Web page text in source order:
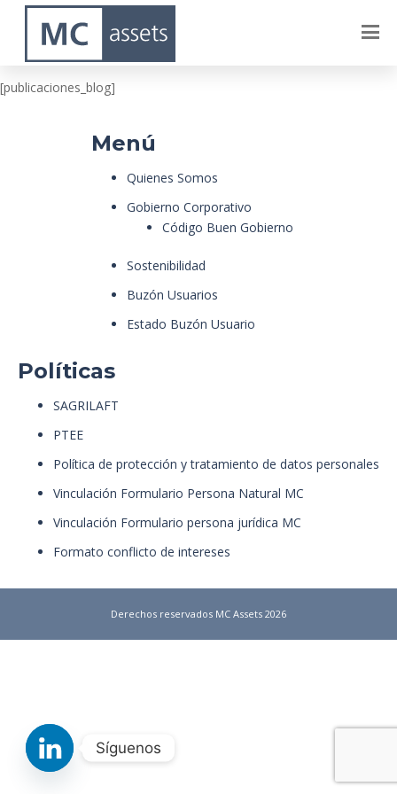
Dublin
[publicaciones_blog]
Menú
Quienes Somos
Gobierno Corporativo
Código Buen Gobierno
Sostenibilidad
Buzón Usuarios
Estado Buzón Usuario
Políticas
SAGRILAFT
PTEE
Política de protección y tratamiento de datos personales
Vinculación Formulario Persona Natural MC
Vinculación Formulario persona jurídica MC
Formato conflicto de intereses
Derechos reservados MC Assets 2026
Síguenos